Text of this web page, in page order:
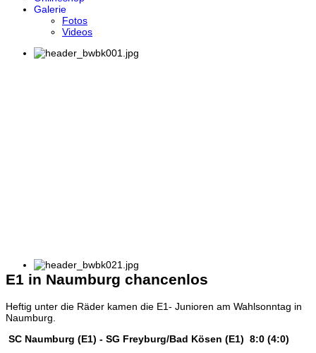
Galerie
Fotos
Videos
E1 in Naumburg chancenlos
Heftig unter die Räder kamen die E1- Junioren am Wahlsonntag in
Naumburg.
SC Naumburg (E1) - SG Freyburg/Bad Kösen (E1) 8:0 (4:0)